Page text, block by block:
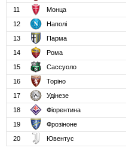
11
Монца
12
Наполі
13
Парма
14
Рома
15
Сассуоло
16
Торіно
17
Удінезе
18
Фіорентина
19
Фрозіноне
20
Ювентус